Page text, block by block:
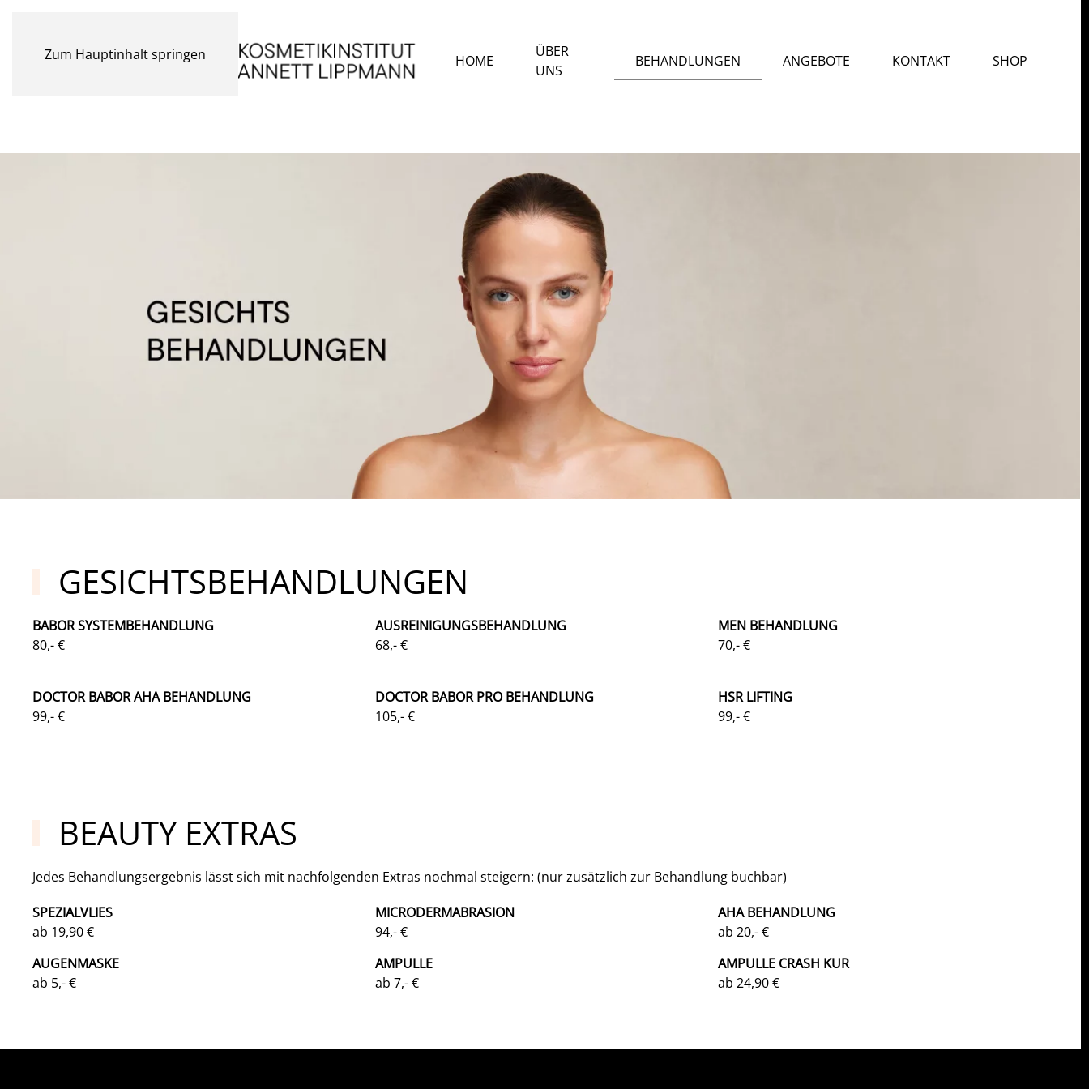
Zum Hauptinhalt springen HOME
ÜBER
UNS
BEHANDLUNGEN ANGEBOTE KONTAKT SHOP
GESICHTSBEHANDLUNGEN
BABOR SYSTEMBEHANDLUNG
80,- €
AUSREINIGUNGSBEHANDLUNG
68,- €
MEN BEHANDLUNG
70,- €
DOCTOR BABOR AHA BEHANDLUNG
99,- €
DOCTOR BABOR PRO BEHANDLUNG
105,- €
HSR LIFTING
99,- €
BEAUTY EXTRAS
Jedes Behandlungsergebnis lässt sich mit nachfolgenden Extras nochmal steigern: (nur zusätzlich zur Behandlung buchbar)
SPEZIALVLIES
ab 19,90 €
MICRODERMABRASION
94,- €
AHA BEHANDLUNG
ab 20,- €
AUGENMASKE
ab 5,- €
AMPULLE
ab 7,- €
AMPULLE CRASH KUR
ab 24,90 €